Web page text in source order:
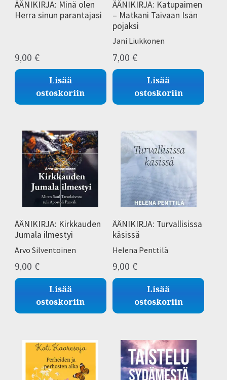
ÄÄNIKIRJA: Minä olen
Herra sinun parantajasi
9,00 €
Lisää
ostoskoriin
ÄÄNIKIRJA: Katupaimen
– Matkani Taivaan Isän
pojaksi
Jani Liukkonen
7,00 €
Lisää
ostoskoriin
ÄÄNIKIRJA: Kirkkauden
Jumala ilmestyi
Arvo Silventoinen
9,00 €
Lisää
ostoskoriin
ÄÄNIKIRJA: Turvallisissa
käsissä
Helena Penttilä
9,00 €
Lisää
ostoskoriin